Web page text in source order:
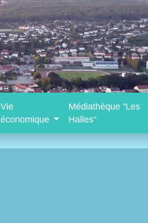
Vie
économique
Médiathèque "Les
Halles"